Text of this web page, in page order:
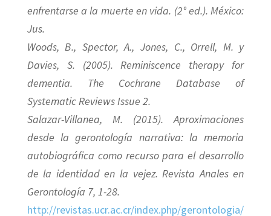
enfrentarse a la muerte en vida. (2° ed.). México:
Jus.
Woods, B., Spector, A., Jones, C., Orrell, M. y
Davies, S. (2005). Reminiscence therapy for
dementia. The Cochrane Database of
Systematic Reviews Issue 2.
Salazar-Villanea, M. (2015). Aproximaciones
desde la gerontología narrativa: la memoria
autobiográfica como recurso para el desarrollo
de la identidad en la vejez.Revista Anales en
Gerontología 7, 1-28.
http://revistas.ucr.ac.cr/index.php/gerontologia/